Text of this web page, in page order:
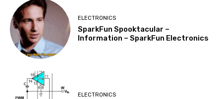
ELECTRONICS
SparkFun Spooktacular –
Information – SparkFun Electronics
ELECTRONICS